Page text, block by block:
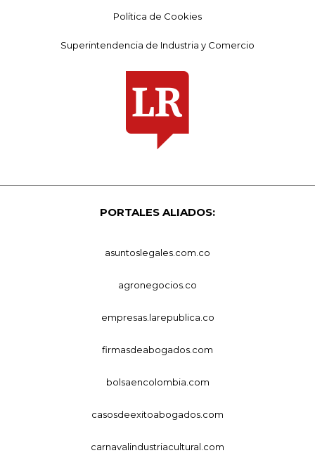
Política de Cookies
Superintendencia de Industria y Comercio
PORTALES ALIADOS:
asuntoslegales.com.co
agronegocios.co
empresas.larepublica.co
firmasdeabogados.com
bolsaencolombia.com
casosdeexitoabogados.com
carnavalindustriacultural.com